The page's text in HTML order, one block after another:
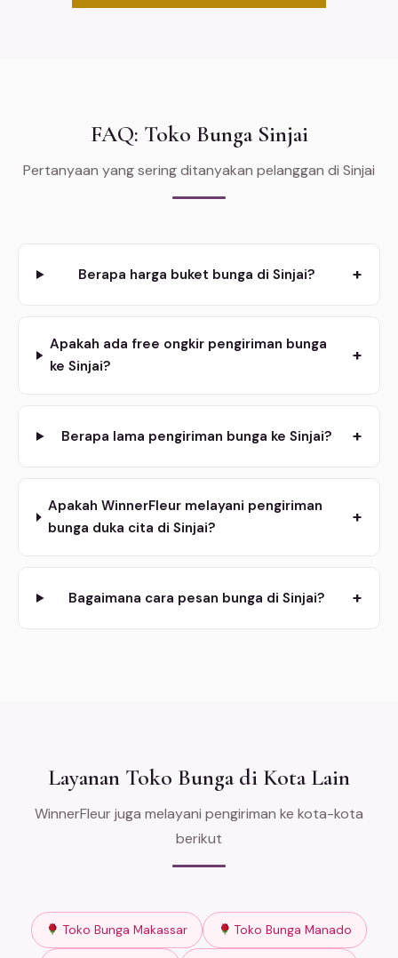
FAQ: Toko Bunga Sinjai
Pertanyaan yang sering ditanyakan pelanggan di Sinjai
Berapa harga buket bunga di Sinjai? +
Apakah ada free ongkir pengiriman bunga
ke Sinjai?
+
Berapa lama pengiriman bunga ke Sinjai? +
Apakah WinnerFleur melayani pengiriman
bunga duka cita di Sinjai?
+
Bagaimana cara pesan bunga di Sinjai? +
Layanan Toko Bunga di Kota Lain
WinnerFleur juga melayani pengiriman ke kota-kota
berikut
Toko Bunga Makassar Toko Bunga Manado